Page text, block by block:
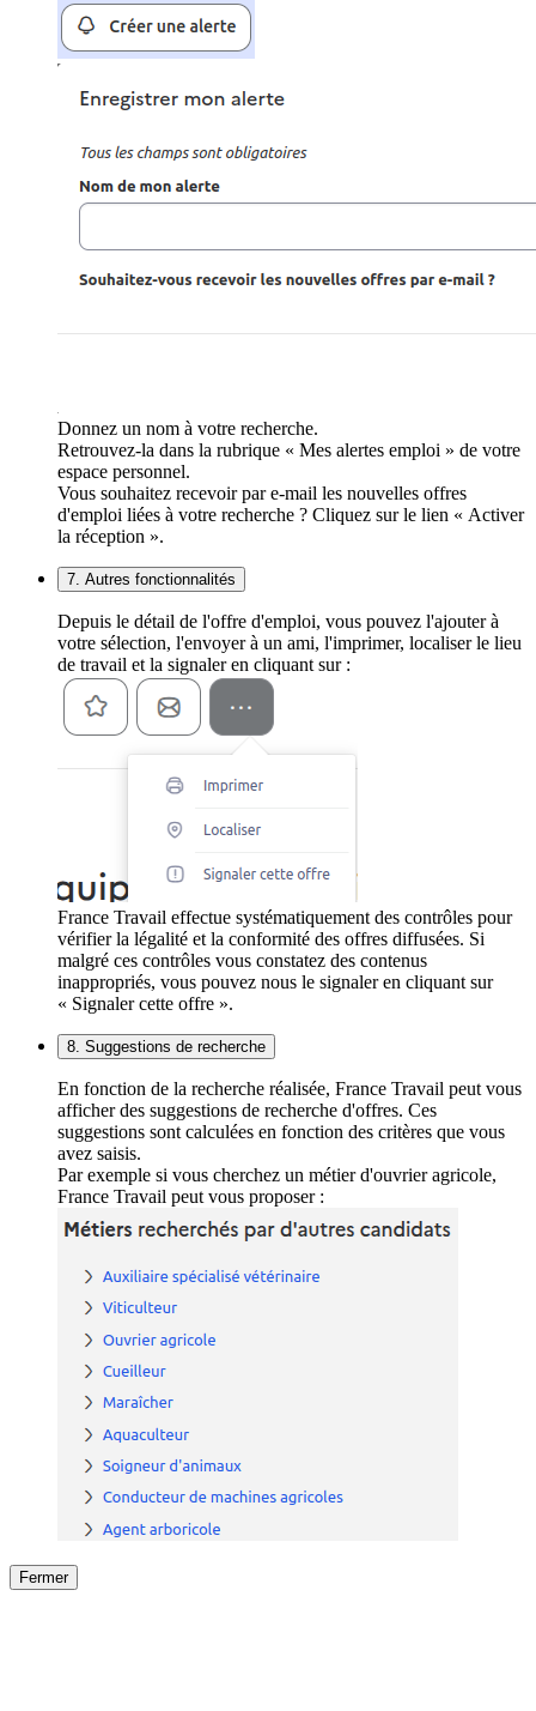
Donnez un nom à votre recherche.
Retrouvez-la dans la rubrique « Mes alertes emploi » de votre
espace personnel.
Vous souhaitez recevoir par e-mail les nouvelles offres
d'emploi liées à votre recherche ? Cliquez sur le lien « Activer
la réception ».
7. Autres fonctionnalités
Depuis le détail de l'offre d'emploi, vous pouvez l'ajouter à
votre sélection, l'envoyer à un ami, l'imprimer, localiser le lieu
de travail et la signaler en cliquant sur :
France Travail effectue systématiquement des contrôles pour
vérifier la légalité et la conformité des offres diffusées. Si
malgré ces contrôles vous constatez des contenus
inappropriés, vous pouvez nous le signaler en cliquant sur
« Signaler cette offre ».
8. Suggestions de recherche
En fonction de la recherche réalisée, France Travail peut vous
afficher des suggestions de recherche d'offres. Ces
suggestions sont calculées en fonction des critères que vous
avez saisis.
Par exemple si vous cherchez un métier d'ouvrier agricole,
France Travail peut vous proposer :
Fermer